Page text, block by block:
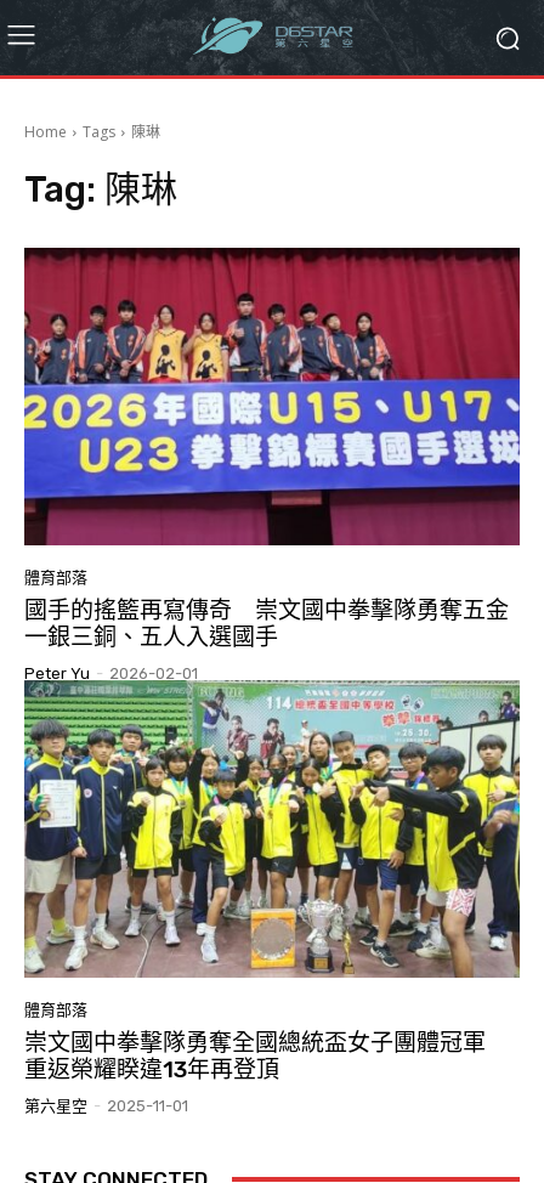
Home Tags 陳琳
Tag: 陳琳
體育部落
國手的搖籃再寫傳奇 崇文國中拳擊隊勇奪五金
一銀三銅、五人入選國手
Peter Yu - 2026-02-01
體育部落
崇文國中拳擊隊勇奪全國總統盃女子團體冠軍
重返榮耀睽違13年再登頂
第六星空 - 2025-11-01